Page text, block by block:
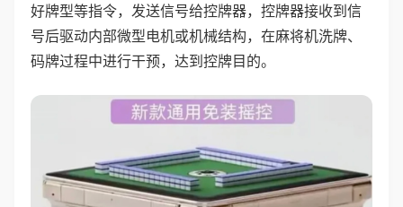
好牌型等指令，发送信号给控牌器，控牌器接收到信
号后驱动内部微型电机或机械结构，在麻将机洗牌、
码牌过程中进行干预，达到控牌目的。